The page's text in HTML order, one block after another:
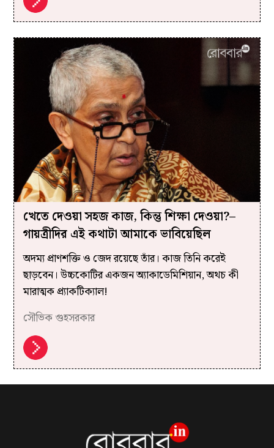
খেতে দেওয়া সহজ কাজ, কিন্তু শিক্ষা দেওয়া?–
গায়ত্রীদির এই কথাটা আমাকে ভাবিয়েছিল
অদম্য প্রাণশক্তি ও জেদ রয়েছে তাঁর। কাজ তিনি করেই
ছাড়বেন। উচ্চকোটির একজন অ্যাকাডেমিশিয়ান, অথচ কী
মারাত্মক প্র্যাকটিক্যাল!
সৌভিক গুহসরকার